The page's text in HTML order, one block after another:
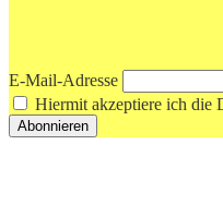
E-Mail-Adresse
Hiermit akzeptiere ich die